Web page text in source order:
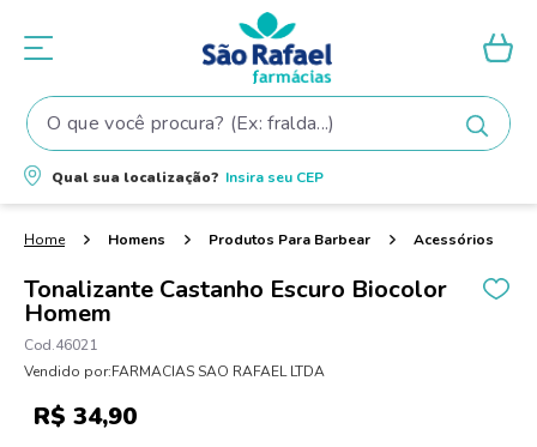
O que você procura? (Ex: fralda...)
Qual sua localização? Insira seu CEP
Homens Produtos Para Barbear Acessórios
Tonalizante Castanho Escuro Biocolor
Homem
46021
Vendido por:FARMACIAS SAO RAFAEL LTDA
R$ 34,90
Termos mais buscados
1º fralda
shampoo
4º lenço umedecido
5º tintura cabelo